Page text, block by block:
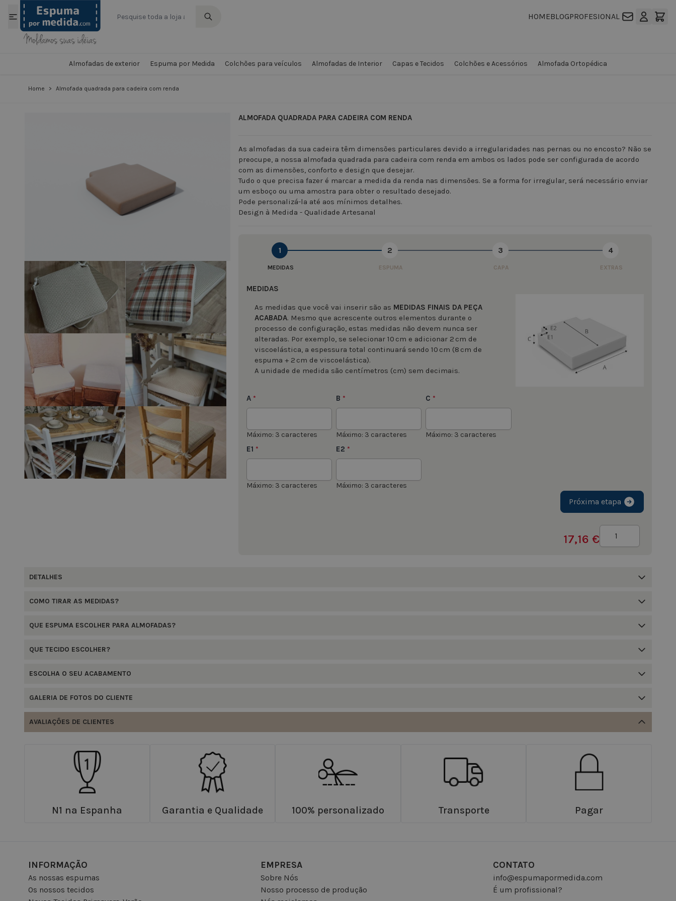
Ir para o Conteúdo
HOMEBLOGPROFESIONAL
Almofadas de exterior Espuma por Medida Colchões para veículos Almofadas de Interior Capas e Tecidos Colchões e Acessórios Almofada Ortopédica
Home > Almofada quadrada para cadeira com renda
ALMOFADA QUADRADA PARA CADEIRA COM RENDA
View larger image View larger image
View larger image View larger image
View larger image View larger image
As almofadas da sua cadeira têm dimensões particulares devido a irregularidades nas pernas ou no encosto? Não se
preocupe, a nossa almofada quadrada para cadeira com renda em ambos os lados pode ser configurada de acordo
com as dimensões, conforto e design que desejar.
Tudo o que precisa fazer é marcar a medida da renda nas dimensões. Se a forma for irregular, será necessário enviar
um esboço ou uma amostra para obter o resultado desejado.
Pode personalizá-la até aos mínimos detalhes.
Design à Medida - Qualidade Artesanal
1
MEDIDAS
2
ESPUMA
3
CAPA
4
EXTRAS
MEDIDAS
As medidas que você vai inserir são as MEDIDAS FINAIS DA PEÇA
ACABADA. Mesmo que acrescente outros elementos durante o
processo de configuração, estas medidas não devem nunca ser
alteradas. Por exemplo, se selecionar 10 cm e adicionar 2 cm de
viscoelástica, a espessura total continuará sendo 10 cm (8 cm de
espuma + 2 cm de viscoelástica).
A unidade de medida são centímetros (cm) sem decimais.
A *
Máximo: 3 caracteres
B *
Máximo: 3 caracteres
C *
Máximo: 3 caracteres
E1 *
Máximo: 3 caracteres
E2 *
Máximo: 3 caracteres
Próxima etapa
17,16 €
DETALHES
COMO TIRAR AS MEDIDAS?
QUE ESPUMA ESCOLHER PARA ALMOFADAS?
QUE TECIDO ESCOLHER?
ESCOLHA O SEU ACABAMENTO
GALERIA DE FOTOS DO CLIENTE
AVALIAÇÕES DE CLIENTES
N1 na Espanha Garantia e Qualidade 100% personalizado Transporte Pagar
INFORMAÇÃO
As nossas espumas
Os nossos tecidos
EMPRESA
Sobre Nós
Nosso processo de produção
CONTATO
info@espumapormedida.com
É um profissional?